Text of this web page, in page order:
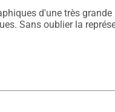
d'une très
Sans oublier la